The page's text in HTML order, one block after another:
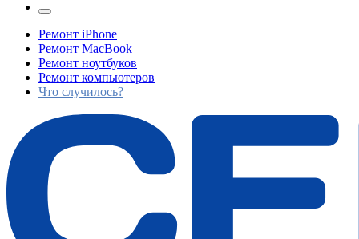
Ремонт iPhone
Ремонт MacBook
Ремонт ноутбуков
Ремонт компьютеров
Что случилось?